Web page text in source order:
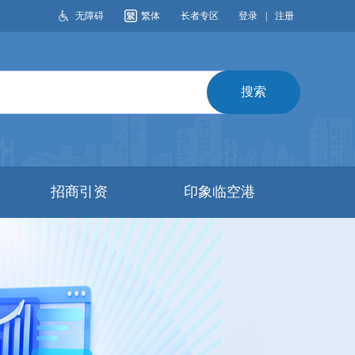
无障碍 繁体 长者专区 登录 注册
搜索
招商引资 印象临空港